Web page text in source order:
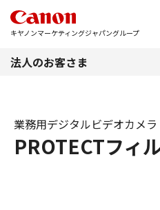
キヤノンマーケティングジャパングループ
法人のお客さま
PROTECTフィ
業務用デジタルビデオカメラ